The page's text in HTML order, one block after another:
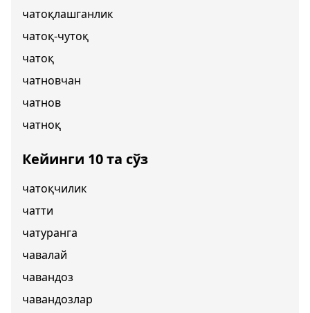
чатоқлашганлик
чатоқ-чутоқ
чатоқ
чатновчан
чатнов
чатноқ
Кейинги 10 та сўз
чатоқчилик
чатти
чатуранга
чавалай
чавандоз
чавандозлар